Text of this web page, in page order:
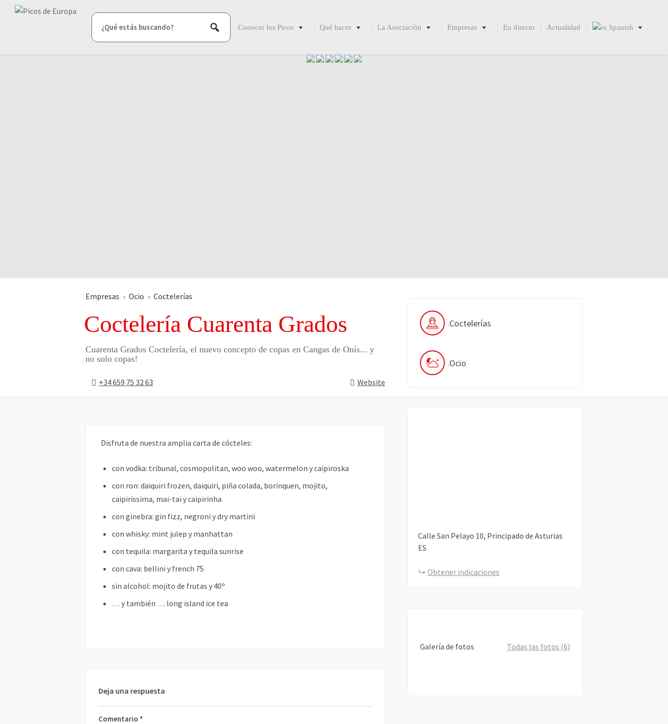
¿Qué estás buscando? Conocer los Picos Qué hacer La Asociación Empresas En directo Actualidad Spanish
Empresas Ocio Coctelerías
Coctelería Cuarenta Grados
Cuarenta Grados Coctelería, el nuevo concepto de copas en Cangas de Onís... y
no solo copas!
+34 659 75 32 63 Website
Disfruta de nuestra amplia carta de cócteles:
con vodka: tribunal, cosmopolitan, woo woo, watermelon y caipiroska
con ron: daiquiri frozen, daiquiri, piña colada, borinquen, mojito,
caipirissima, mai-tai y caipirinha
con ginebra: gin fizz, negroni y dry martini
con whisky: mint julep y manhattan
con tequila: margarita y tequila sunrise
con cava: bellini y french 75
sin alcohol: mojito de frutas y 40º
… y también … long island ice tea
Deja una respuesta
Comentario *
Coctelerías
Ocio
Calle San Pelayo 10 Principado de Asturias
ES
Obtener indicaciones
Galería de fotos Todas las fotos (6)